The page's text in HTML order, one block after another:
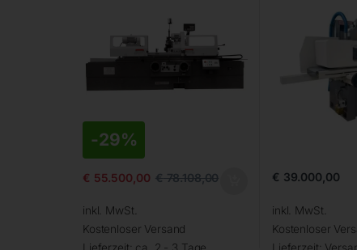
-29%
€ 55.500,00 €78.108,00
inkl. MwSt.
Kostenloser Versand
€ 39.000,00
inkl. MwSt.
Kostenloser